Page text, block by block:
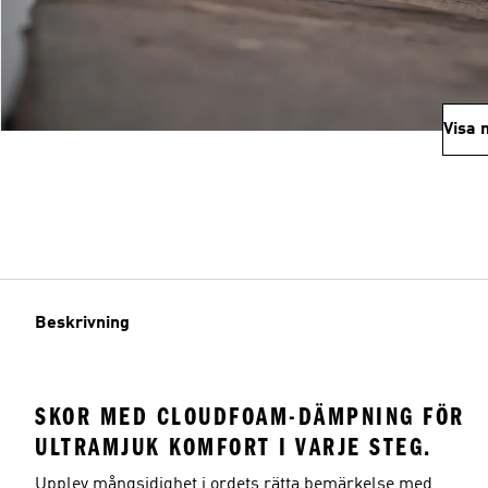
Visa
Beskrivning
SKOR MED CLOUDFOAM-DÄMPNING FÖR
ULTRAMJUK KOMFORT I VARJE STEG.